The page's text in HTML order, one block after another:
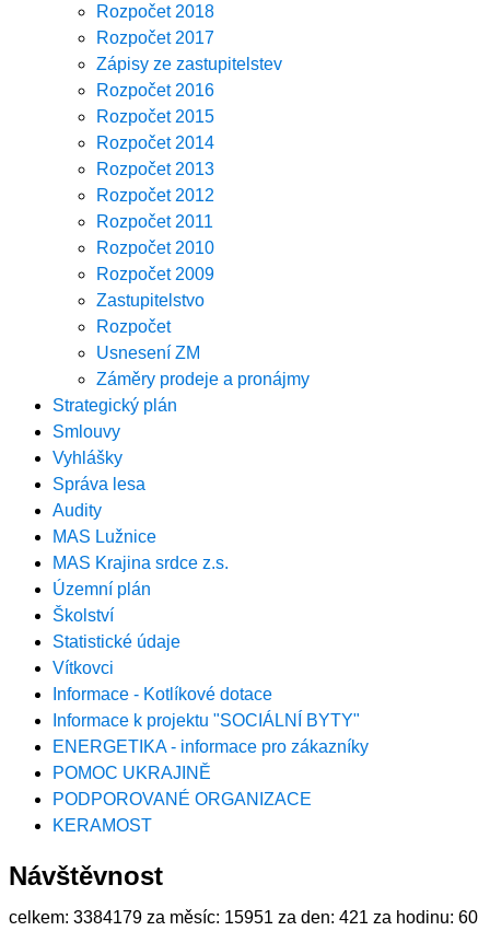
Rozpočet 2018
Rozpočet 2017
Zápisy ze zastupitelstev
Rozpočet 2016
Rozpočet 2015
Rozpočet 2014
Rozpočet 2013
Rozpočet 2012
Rozpočet 2011
Rozpočet 2010
Rozpočet 2009
Zastupitelstvo
Rozpočet
Usnesení ZM
Záměry prodeje a pronájmy
Strategický plán
Smlouvy
Vyhlášky
Správa lesa
Audity
MAS Lužnice
MAS Krajina srdce z.s.
Územní plán
Školství
Statistické údaje
Vítkovci
Informace - Kotlíkové dotace
Informace k projektu "SOCIÁLNÍ BYTY"
ENERGETIKA - informace pro zákazníky
POMOC UKRAJINĚ
PODPOROVANÉ ORGANIZACE
KERAMOST
Návštěvnost
celkem: 3384179 za měsíc: 15951 za den: 421 za hodinu: 60